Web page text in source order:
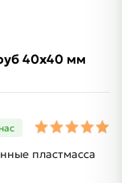
40х40 мм
пластмасса